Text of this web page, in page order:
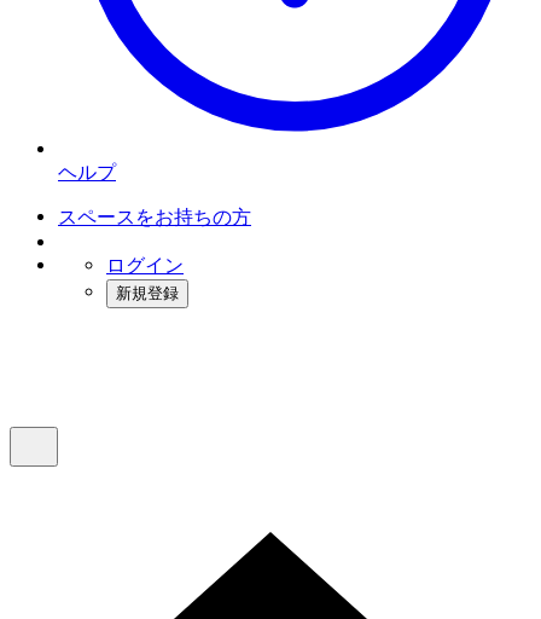
ヘルプ
スペースをお持ちの方
ログイン
新規登録